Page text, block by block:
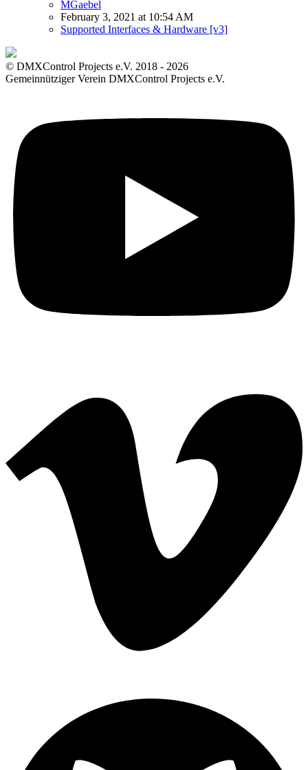
MGaebel
February 3, 2021 at 10:54 AM
Supported Interfaces & Hardware [v3]
© DMXControl Projects e.V. 2018 - 2026
Gemeinnütziger Verein DMXControl Projects e.V.